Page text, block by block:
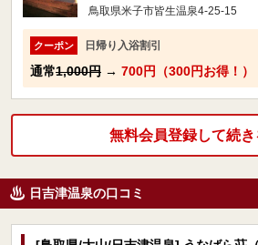
鳥取県米子市皆生温泉4-25-15
クーポン 日帰り入浴割引
通常1,000円 → 700円（300円お得！）
無料会員登録して続き
日吉津温泉の口コミ